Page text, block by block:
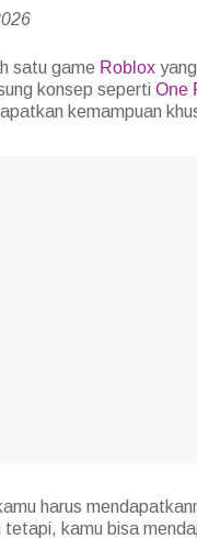
satu game Roblox
konsep seperti One
kemampuan
harus
tetapi, kamu bisa